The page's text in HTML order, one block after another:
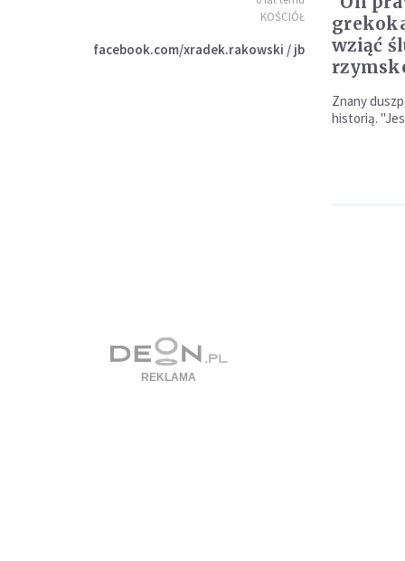
KOŚCIÓŁ
facebook.com/xradek.rakowski / jb
wziąć
Znany
historią.